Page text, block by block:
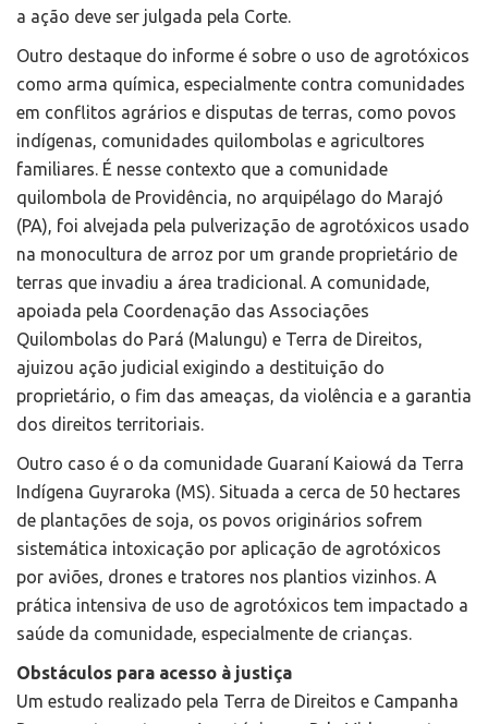
a ação deve ser julgada pela Corte.
Outro destaque do informe é sobre o uso de agrotóxicos
como arma química, especialmente contra comunidades
em conflitos agrários e disputas de terras, como povos
indígenas, comunidades quilombolas e agricultores
familiares. É nesse contexto que a comunidade
quilombola de Providência, no arquipélago do Marajó
(PA), foi alvejada pela pulverização de agrotóxicos usado
na monocultura de arroz por um grande proprietário de
terras que invadiu a área tradicional. A comunidade,
apoiada pela Coordenação das Associações
Quilombolas do Pará (Malungu) e Terra de Direitos,
ajuizou ação judicial exigindo a destituição do
proprietário, o fim das ameaças, da violência e a garantia
dos direitos territoriais.
Outro caso é o da comunidade Guaraní Kaiowá da Terra
Indígena Guyraroka (MS). Situada a cerca de 50 hectares
de plantações de soja, os povos originários sofrem
sistemática intoxicação por aplicação de agrotóxicos
por aviões, drones e tratores nos plantios vizinhos. A
prática intensiva de uso de agrotóxicos tem impactado a
saúde da comunidade, especialmente de crianças.
Obstáculos para acesso à justiça
Um estudo realizado pela Terra de Direitos e Campanha